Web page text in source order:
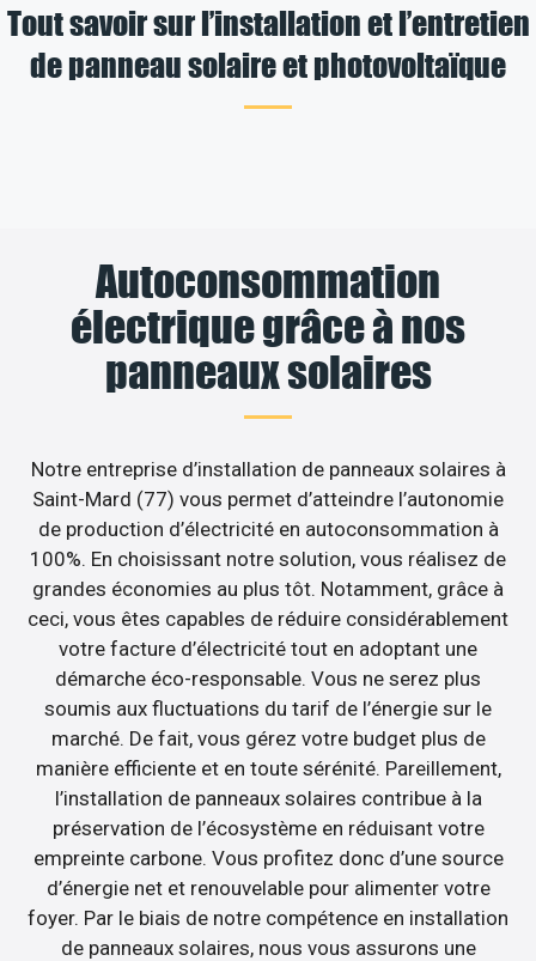
Tout savoir sur l’installation et l’entretien
de panneau solaire et photovoltaïque
Autoconsommation
électrique grâce à nos
panneaux solaires
Notre entreprise d’installation de panneaux solaires à
Saint-Mard (77) vous permet d’atteindre l’autonomie
de production d’électricité en autoconsommation à
100%. En choisissant notre solution, vous réalisez de
grandes économies au plus tôt. Notamment, grâce à
ceci, vous êtes capables de réduire considérablement
votre facture d’électricité tout en adoptant une
démarche éco-responsable. Vous ne serez plus
soumis aux fluctuations du tarif de l’énergie sur le
marché. De fait, vous gérez votre budget plus de
manière efficiente et en toute sérénité. Pareillement,
l’installation de panneaux solaires contribue à la
préservation de l’écosystème en réduisant votre
empreinte carbone. Vous profitez donc d’une source
d’énergie net et renouvelable pour alimenter votre
foyer. Par le biais de notre compétence en installation
de panneaux solaires, nous vous assurons une